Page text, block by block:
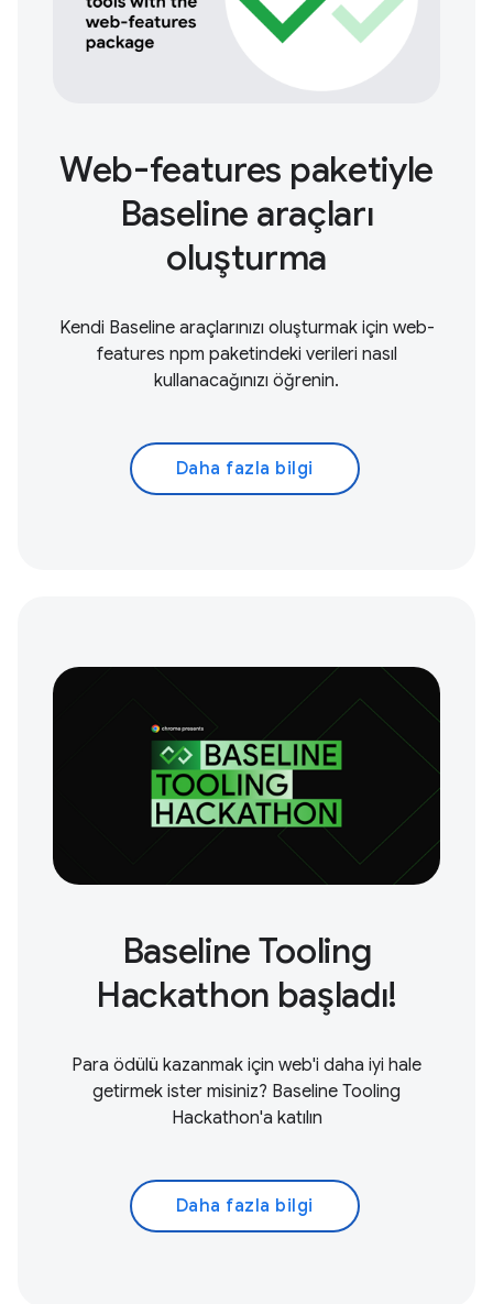
Web-features paketiyle
Baseline araçları
oluşturma
Kendi Baseline araçlarınızı oluşturmak için web-
features npm paketindeki verileri nasıl
kullanacağınızı öğrenin.
Daha fazla bilgi
Baseline Tooling
Hackathon başladı!
Para ödülü kazanmak için web'i daha iyi hale
getirmek ister misiniz? Baseline Tooling
Hackathon'a katılın
Daha fazla bilgi